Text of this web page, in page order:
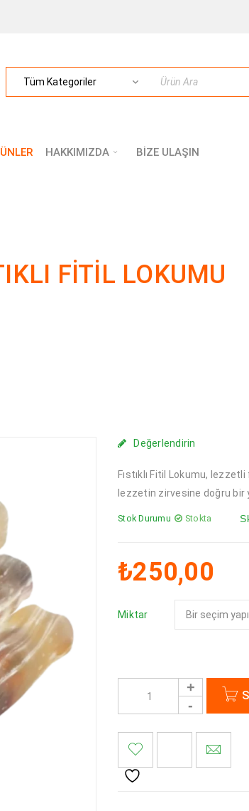
HAKKIMIZDA BİZE ULAŞIN
FITIL LOKUMU
Değerlendirin
Fıstıklı Fitil Lokumu,
lezzetin zirvesine doğru bir
Stok Durumu Stokta
₺250,00
Miktar